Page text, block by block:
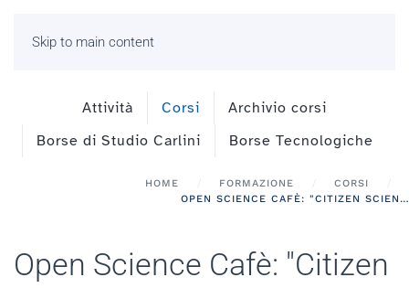
Skip to main content
Attività Corsi
Archivio corsi
Borse di Studio Carlini
Borse Tecnologiche
HOME FORMAZIONE
CORSI
OPEN SCIENCE CAFÈ: "CITIZEN SCIENCE AL LAVORO: HAI SENTITO IL TERREMOTO"
Open Science Cafè: "Citizen